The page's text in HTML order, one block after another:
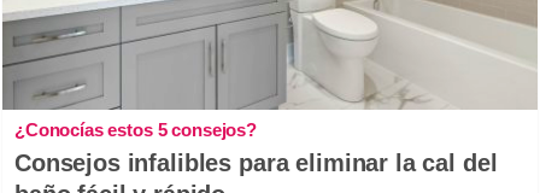
¿Conocías estos 5 consejos?
Consejos infalibles para eliminar la cal del